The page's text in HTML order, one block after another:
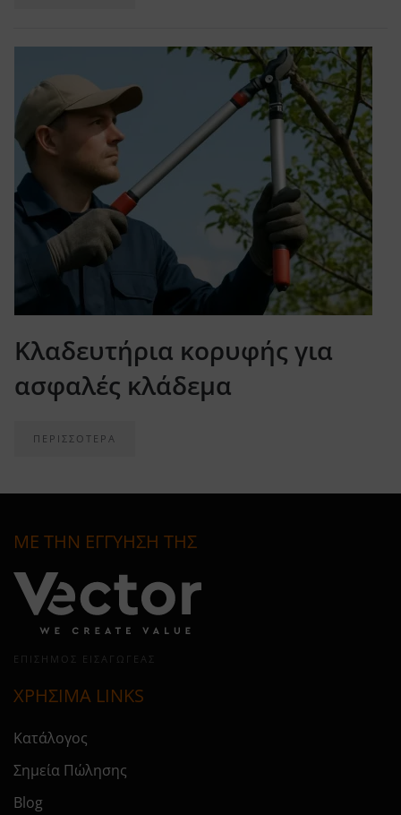
Κλαδευτήρια κορυφής για
ασφαλές κλάδεμα
ΠΕΡΙΣΣΟΤΕΡΑ
ΜΕ ΤΗΝ ΕΓΓΥΗΣΗ ΤΗΣ
ΕΠΊΣΗΜΟΣ ΕΙΣΑΓΩΓΈΑΣ
ΧΡΗΣΙΜΑ LINKS
Κατάλογος
Σημεία Πώλησης
Blog